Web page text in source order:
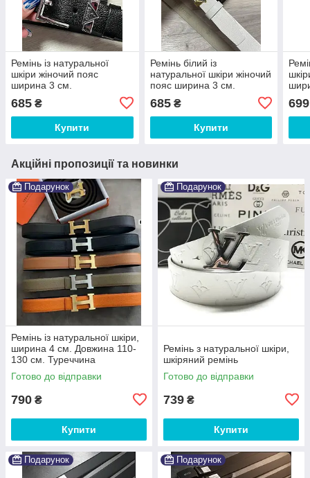
Ремінь із натуральної
шкіри жіночий пояс
ширина 3 см.
685 ₴
Купити
Ремінь білий із
натуральної шкіри жіночий
пояс ширина 3 см.
685₴
Купити
699
Акційні пропозиції та новинки
Подарунок
Ремінь із натуральної шкіри,
ширина 4 см. Довжина 110-
130 см. Туреччина
Готово до відправки
790 ₴
Купити
Подарунок
Ремінь з натуральної шкіри,
шкіряний ремінь
Готово до відправки
739 ₴
Купити
Подарунок Подарунок